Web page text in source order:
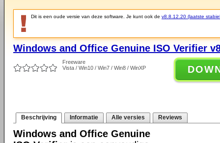
Dit is een oude versie van deze software. Je kunt ook de v8.8.12.20 (laatste
Windows and Office Genuine ISO Verifier
Freeware
Vista / Win10 / Win7 / Win8 / WinXP
Beschrijving Informatie Alle versies Reviews
Windows and Office Genuine